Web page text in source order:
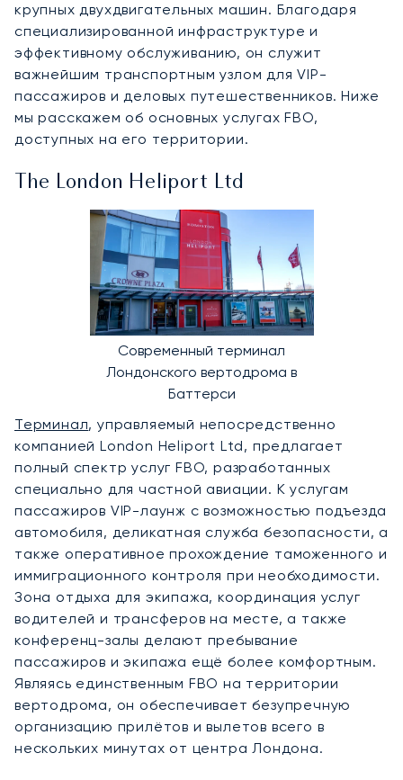
крупных двухдвигательных машин. Благодаря
специализированной инфраструктуре и
эффективному обслуживанию, он служит
важнейшим транспортным узлом для VIP-
пассажиров и деловых путешественников. Ниже
мы расскажем об основных услугах FBO,
доступных на его территории.
The London Heliport Ltd
Современный терминал
Лондонского вертодрома в
Баттерси
Терминал, управляемый непосредственно
компанией London Heliport Ltd, предлагает
полный спектр услуг FBO, разработанных
специально для частной авиации. К услугам
пассажиров VIP-лаунж с возможностью подъезда
автомобиля, деликатная служба безопасности, а
также оперативное прохождение таможенного и
иммиграционного контроля при необходимости.
Зона отдыха для экипажа, координация услуг
водителей и трансферов на месте, а также
конференц-залы делают пребывание
пассажиров и экипажа ещё более комфортным.
Являясь единственным FBO на территории
вертодрома, он обеспечивает безупречную
организацию прилётов и вылетов всего в
нескольких минутах от центра Лондона.